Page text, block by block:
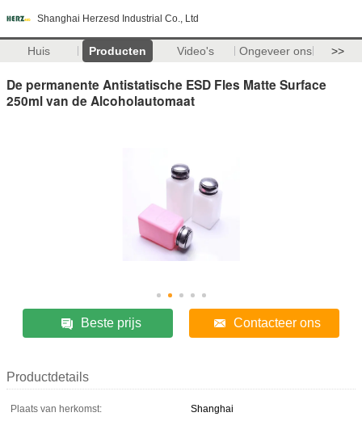
Shanghai Herzesd Industrial Co., Ltd
Huis Producten Video's Ongeveer ons >>
De permanente Antistatische ESD Fles Matte Surface
250ml van de Alcoholautomaat
Beste prijs Contacteer ons
Productdetails
Plaats van herkomst:
Shanghai